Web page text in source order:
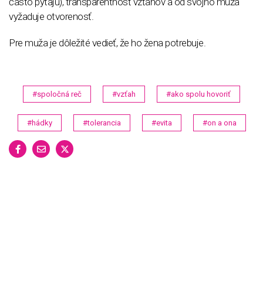
vyžaduje otvorenosť.
Pre muža je dôležité vedieť, že ho žena potrebuje.
#spoločná reč #vzťah #ako spolu hovoriť
#hádky #tolerancia #evita #on a ona